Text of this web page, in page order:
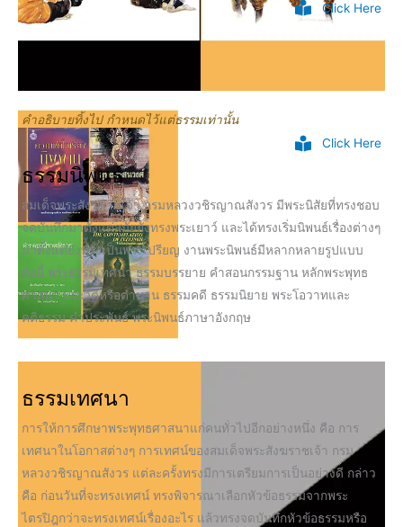
Click Here
คำอธิบายทิ้งไป กำหนดไว้แต่ธรรมเท่านั้น
Click Here
ธรรมนิพนธ์
สมเด็จพระสังฆราชเจ้า กรมหลวงวชิรญาณสังวร มีพระนิสัยที่ทรงชอบ
จดบันทึกมาตั้งแต่สมัยยังทรงพระเยาว์ และได้ทรงเริ่มนิพนธ์เรื่องต่างๆ
มาตั้งแต่ยังทรงเป็นพระเปรียญ งานพระนิพนธ์มีหลากหลายรูปแบบ
ดังนี้ พระธรรมเทศนา ธรรมบรรยาย คำสอนกรรมฐาน หลักพระพุทธ
ศาสนา ประวัติหรือตำนาน ธรรมคดี ธรรมนิยาย พระโอวาทและ
คติธรรม คำประพันธ์ พระนิพนธ์ภาษาอังกฤษ
ธรรมเทศนา
การให้การศึกษาพระพุทธศาสนาแก่คนทั่วไปอีกอย่างหนึ่ง คือ การ
เทศนาในโอกาสต่างๆ การเทศน์ของสมเด็จพระสังฆราชเจ้า กรม
หลวงวชิรญาณสังวร แต่ละครั้งทรงมีการเตรียมการเป็นอย่างดี กล่าว
คือ ก่อนวันที่จะทรงเทศน์ ทรงพิจารณาเลือกหัวข้อธรรมจากพระ
ไตรปิฎกว่าจะทรงเทศน์เรื่องอะไร แล้วทรงจดบันทึกหัวข้อธรรมหรือ